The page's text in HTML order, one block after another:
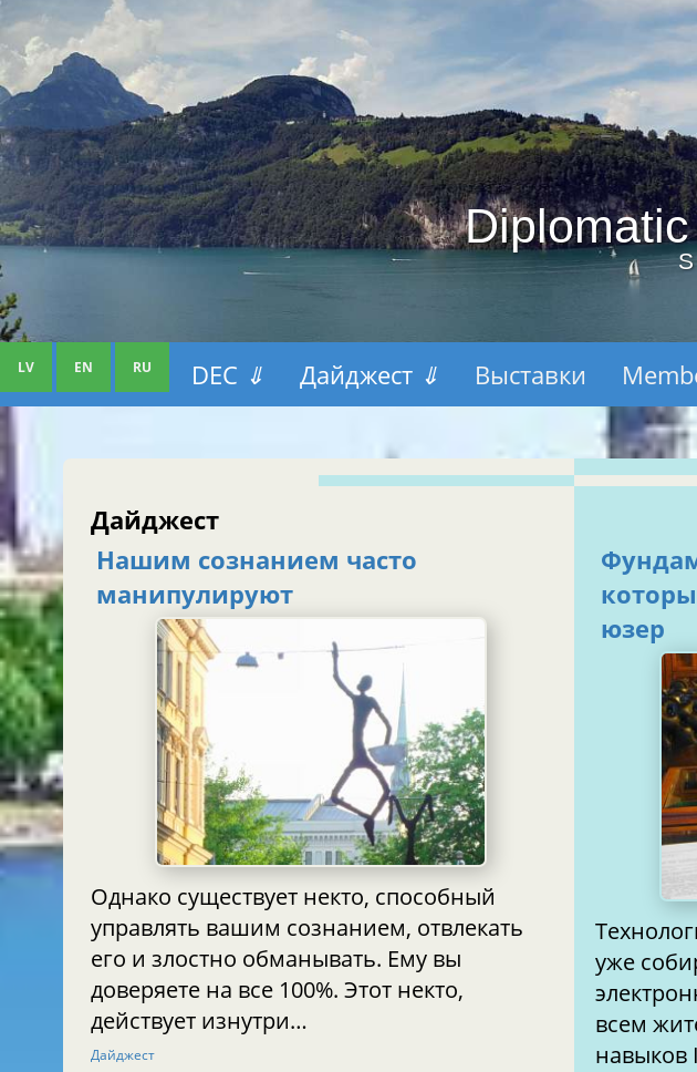
LV EN RU DEC ⇓ Дайджест ⇓ Выставки
Дайджест
Нашим сознанием часто
манипулируют
Однако существует некто, способный
управлять вашим сознанием, отвлекать
его и злостно обманывать. Ему вы
доверяете на все 100%. Этот некто,
действует изнутри…
Дайджест
юзер
уже
всем
навыков